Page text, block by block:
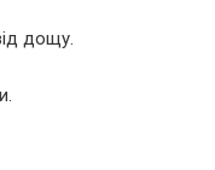
дощу.